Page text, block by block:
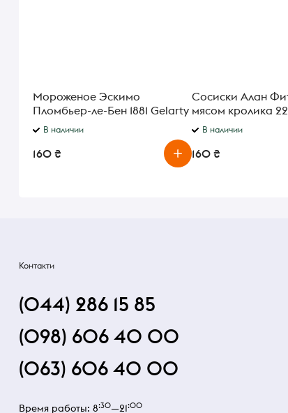
Мороженое Эскимо
Пломбьер-ле-Бен 1881 Gelarty
75 гВ наличии
160 ₴
Сосиски Алан
мясом кролика
В наличии
160 ₴
Контакти
(044) 286 15 85
(098) 606 40 00
(063) 606 40 00
Время работы: 8:30—21:00